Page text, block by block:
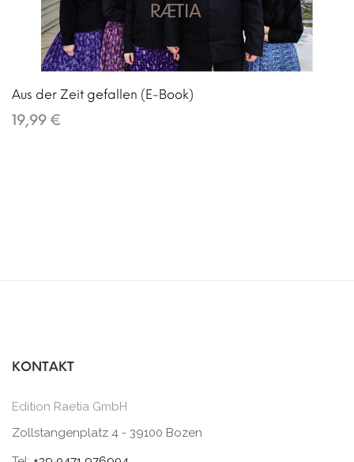
Aus der Zeit gefallen (E-Book)
19,99 €
KONTAKT
Edition Raetia GmbH
Zollstangenplatz 4 - 39100 Bozen